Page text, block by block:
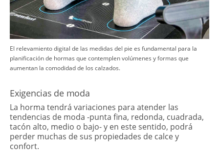
​El relevamiento digital de las medidas del pie es fundamental para la
planificación de hormas que contemplen volúmenes y formas que
aumentan la comodidad de los calzados.
​Exigencias de moda
La horma tendrá variaciones para atender las
tendencias de moda -punta fina, redonda, cuadrada,
tacón alto, medio o bajo- y en este sentido, podrá
perder muchas de sus propiedades de calce y
confort.